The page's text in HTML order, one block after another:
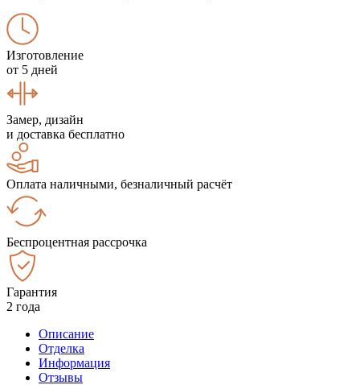
Изготовление
от 5 дней
Замер, дизайн
и доставка бесплатно
Оплата наличными, безналичный расчёт
Беспроцентная рассрочка
Гарантия
2 года
Описание
Отделка
Информация
Отзывы